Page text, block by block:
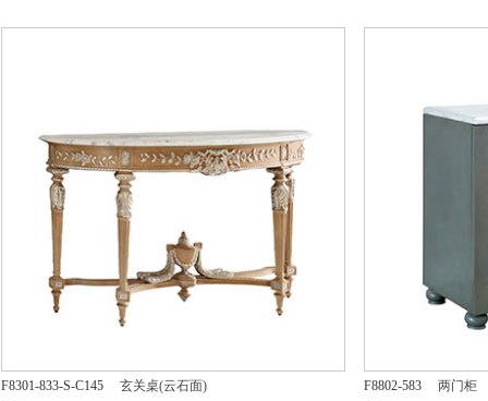
F8301-833-S-C145
玄关桌(云石面)
F8802-583
两门柜